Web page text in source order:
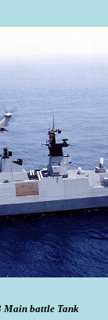
Main battle Tank